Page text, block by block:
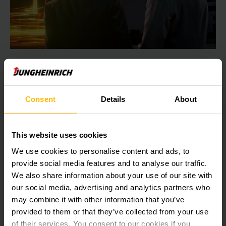
Consent Details About
This website uses cookies
We use cookies to personalise content and ads, to
provide social media features and to analyse our traffic.
We also share information about your use of our site with
our social media, advertising and analytics partners who
may combine it with other information that you’ve
provided to them or that they’ve collected from your use
of their services. You consent to our cookies if you
ATIVE SEU POTENCIAL ENERGÉTICO
Soluções de Energia da Jungheinrich
Menor consumo, maior eficiência: Reduza seus custos e as
emissões de CO₂e com consultoria energética inteligente e
SAIBA MAIS